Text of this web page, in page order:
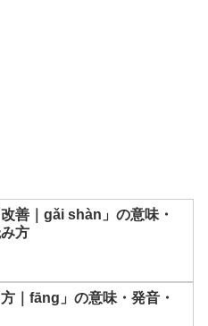
善｜gǎi shàn」の意味・
方
｜fāng」の意味・発音・